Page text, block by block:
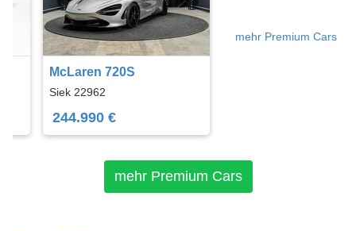
McLaren 720S
Siek 22962
244.990 €
mehr Premium Cars
mehr Premium Cars